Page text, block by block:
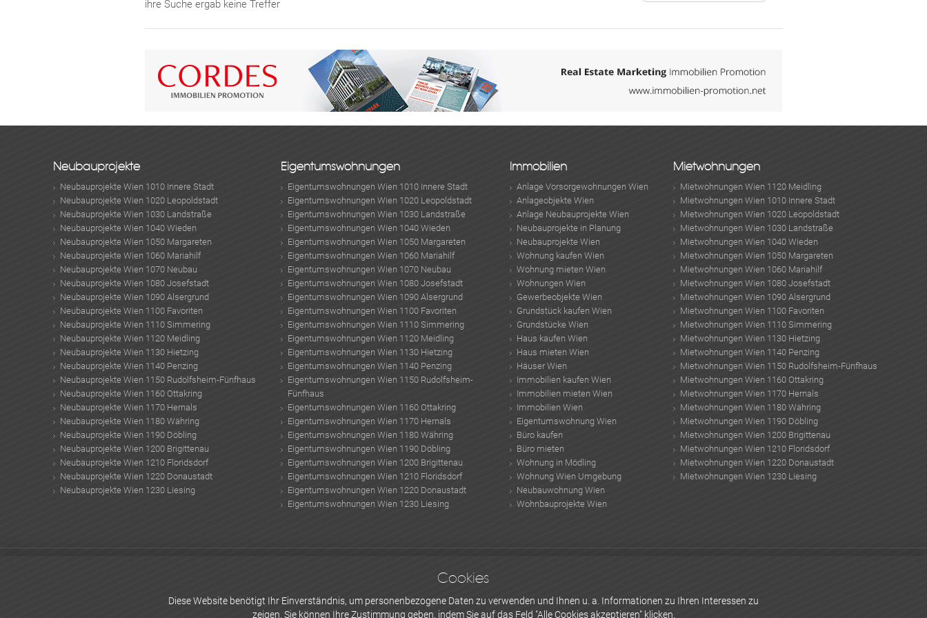
ihre Suche ergab keine Treffer
Neubauprojekte
Neubauprojekte Wien 1010 Innere Stadt
Neubauprojekte Wien 1020 Leopoldstadt
Neubauprojekte Wien 1030 Landstraße
Neubauprojekte Wien 1040 Wieden
Neubauprojekte Wien 1050 Margareten
Neubauprojekte Wien 1060 Mariahilf
Neubauprojekte Wien 1070 Neubau
Neubauprojekte Wien 1080 Josefstadt
Neubauprojekte Wien 1090 Alsergrund
Neubauprojekte Wien 1100 Favoriten
Neubauprojekte Wien 1110 Simmering
Neubauprojekte Wien 1120 Meidling
Neubauprojekte Wien 1130 Hietzing
Neubauprojekte Wien 1140 Penzing
Neubauprojekte Wien 1150 Rudolfsheim-Fünfhaus
Neubauprojekte Wien 1160 Ottakring
Neubauprojekte Wien 1170 Hernals
Neubauprojekte Wien 1180 Währing
Neubauprojekte Wien 1190 Döbling
Neubauprojekte Wien 1200 Brigittenau
Neubauprojekte Wien 1210 Floridsdorf
Neubauprojekte Wien 1220 Donaustadt
Neubauprojekte Wien 1230 Liesing
Eigentumswohnungen
Eigentumswohnungen Wien 1010 Innere Stadt
Eigentumswohnungen Wien 1020 Leopoldstadt
Eigentumswohnungen Wien 1030 Landstraße
Eigentumswohnungen Wien 1040 Wieden
Eigentumswohnungen Wien 1050 Margareten
Eigentumswohnungen Wien 1060 Mariahilf
Eigentumswohnungen Wien 1070 Neubau
Eigentumswohnungen Wien 1080 Josefstadt
Eigentumswohnungen Wien 1090 Alsergrund
Eigentumswohnungen Wien 1100 Favoriten
Eigentumswohnungen Wien 1110 Simmering
Eigentumswohnungen Wien 1120 Meidling
Eigentumswohnungen Wien 1130 Hietzing
Eigentumswohnungen Wien 1140 Penzing
Eigentumswohnungen Wien 1150 Rudolfsheim-
Fünfhaus
Eigentumswohnungen Wien 1160 Ottakring
Eigentumswohnungen Wien 1170 Hernals
Eigentumswohnungen Wien 1180 Währing
Eigentumswohnungen Wien 1190 Döbling
Eigentumswohnungen Wien 1200 Brigittenau
Eigentumswohnungen Wien 1210 Floridsdorf
Eigentumswohnungen Wien 1220 Donaustadt
Eigentumswohnungen Wien 1230 Liesing
Immobilien
Anlage Vorsorgewohnungen Wien
Anlageobjekte Wien
Anlage Neubauprojekte Wien
Neubauprojekte in Planung
Neubauprojekte Wien
Wohnung kaufen Wien
Wohnung mieten Wien
Wohnungen Wien
Gewerbeobjekte Wien
Grundstück kaufen Wien
Grundstücke Wien
Haus kaufen Wien
Haus mieten Wien
Häuser Wien
Immobilien kaufen Wien
Immobilien mieten Wien
Immobilien Wien
Eigentumswohnung Wien
Büro kaufen
Büro mieten
Wohnung in Mödling
Wohnung Wien Umgebung
Neubauwohnung Wien
Wohnbauprojekte Wien
Mietwohnungen
Mietwohnungen Wien 1120 Meidling
Mietwohnungen Wien 1010 Innere Stadt
Mietwohnungen Wien 1020 Leopoldstadt
Mietwohnungen Wien 1030 Landstraße
Mietwohnungen Wien 1040 Wieden
Mietwohnungen Wien 1050 Margareten
Mietwohnungen Wien 1060 Mariahilf
Mietwohnungen Wien 1080 Josefstadt
Mietwohnungen Wien 1090 Alsergrund
Mietwohnungen Wien 1100 Favoriten
Mietwohnungen Wien 1110 Simmering
Mietwohnungen Wien 1130 Hietzing
Mietwohnungen Wien 1140 Penzing
Mietwohnungen Wien 1150 Rudolfsheim-Fünfhaus
Mietwohnungen Wien 1160 Ottakring
Mietwohnungen Wien 1170 Hernals
Mietwohnungen Wien 1180 Währing
Mietwohnungen Wien 1190 Döbling
Mietwohnungen Wien 1200 Brigittenau
Mietwohnungen Wien 1210 Floridsdorf
Mietwohnungen Wien 1220 Donaustadt
Mietwohnungen Wien 1230 Liesing
Sommergarten preise container haus kosten österreich
Cookies
Diese Website benötigt Ihr Einverständnis, um personenbezogene Daten zu verwenden und Ihnen u. a. Informationen zu Ihren Interessen zu
zeigen. Sie können IhreZustimmung geben, indem Sie auf das Feld "Alle Cookies akzeptieren" klicken.